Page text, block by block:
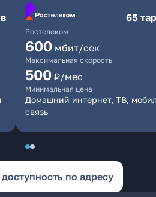
Ростелеком
65
600 мбит/сек
Максимальная скорость
500 ₽/мес
Минимальная цена
Домашний интернет, ТВ,
связь
по адресу